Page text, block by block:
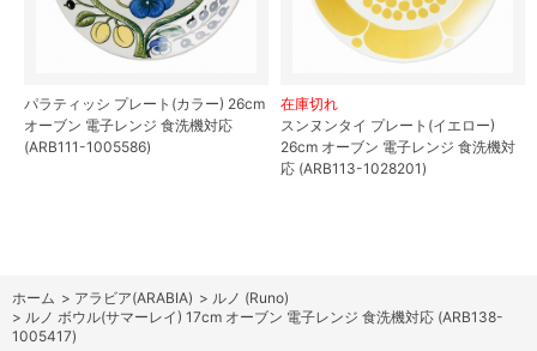
パラティッシ プレート(カラー) 26cm
オーブン 電子レンジ 食洗機対応
(ARB111-1005586)
在庫切れ
スンヌンタイ プレート(イエロー)
26cm オーブン 電子レンジ 食洗機対
応 (ARB113-1028201)
ホーム > アラビア(ARABIA) > ルノ (Runo)
> ルノ ボウル(サマーレイ) 17cm オーブン 電子レンジ 食洗機対応 (ARB138-
1005417)